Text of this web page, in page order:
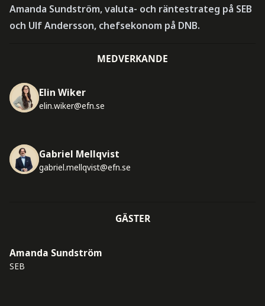
Amanda Sundström, valuta- och räntestrateg på SEB
och Ulf Andersson, chefsekonom på DNB.
MEDVERKANDE
Elin Wiker
elin.wiker@efn.se
Gabriel Mellqvist
gabriel.mellqvist@efn.se
GÄSTER
Amanda Sundström
SEB